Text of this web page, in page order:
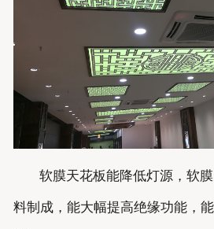
软膜天花板能降低灯源，软
料制成，能大幅提高绝缘功能，